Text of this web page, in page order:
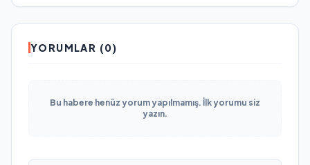
YORUMLAR (0)
Bu habere henüz yorum yapılmamış. İlk yorumu siz
yazın.